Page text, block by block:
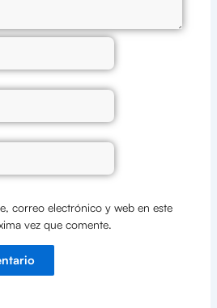
correo electrónico y web en este
vez que comente.